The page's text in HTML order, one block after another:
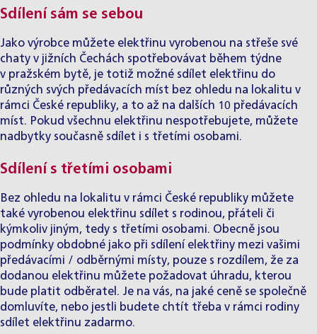
Sdílení sám se sebou
Jako výrobce můžete elektřinu vyrobenou na střeše své
chaty v jižních Čechách spotřebovávat během týdne
v pražském bytě, je totiž možné sdílet elektřinu do
různých svých předávacích míst bez ohledu na lokalitu v
rámci České republiky, a to až na dalších 10 předávacích
míst. Pokud všechnu elektřinu nespotřebujete, můžete
nadbytky současně sdílet i s třetími osobami.
Sdílení s třetími osobami
Bez ohledu na lokalitu v rámci České republiky můžete
také vyrobenou elektřinu sdílet s rodinou, přáteli či
kýmkoliv jiným, tedy s třetími osobami. Obecně jsou
podmínky obdobné jako při sdílení elektřiny mezi vašimi
předávacími / odběrnými místy, pouze s rozdílem, že za
dodanou elektřinu můžete požadovat úhradu, kterou
bude platit odběratel. Je na vás, na jaké ceně se společně
domluvíte, nebo jestli budete chtít třeba v rámci rodiny
sdílet elektřinu zadarmo.